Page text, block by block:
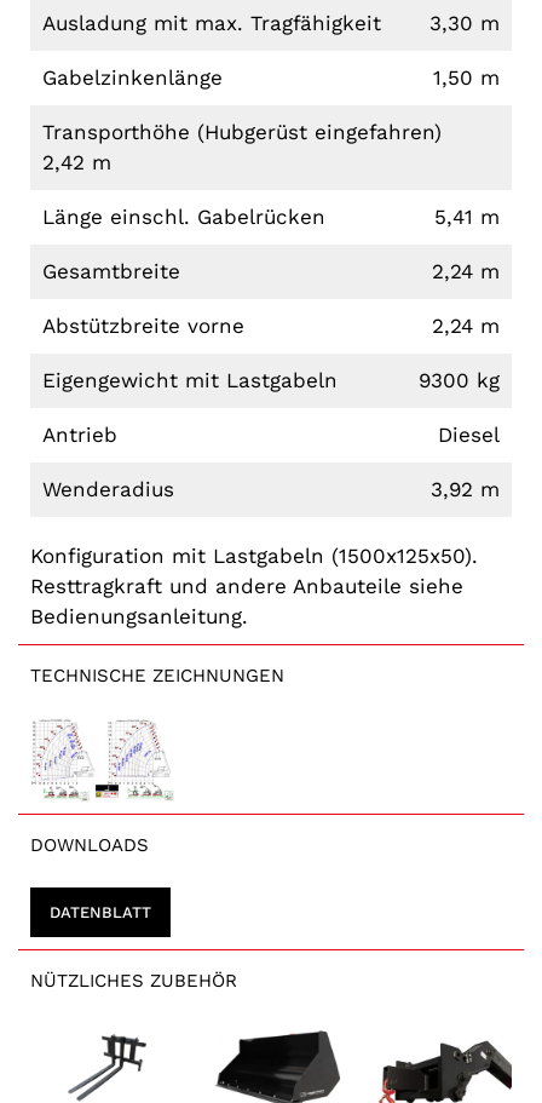
Ausladung mit max. Tragfähigkeit 3,30 m
Gabelzinkenlänge 1,50 m
Transporthöhe (Hubgerüst eingefahren)
2,42 m
Länge einschl. Gabelrücken 5,41 m
Gesamtbreite 2,24 m
Abstützbreite vorne 2,24 m
Eigengewicht mit Lastgabeln 9300 kg
Antrieb Diesel
Wenderadius 3,92 m
Konfiguration mit Lastgabeln (1500x125x50).
Resttragkraft und andere Anbauteile siehe
Bedienungsanleitung.
TECHNISCHE ZEICHNUNGEN
DOWNLOADS
DATENBLATT
NÜTZLICHES ZUBEHÖR